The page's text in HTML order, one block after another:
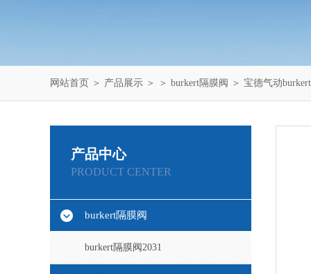
网站首页 ＞ 产品展示 ＞ ＞ burkert隔膜阀 ＞ 宝德气动
产品中心
PRODUCT CENTER
burkert隔膜阀
burkert隔膜阀2031